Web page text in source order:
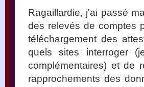
Ragaillardie, j'ai passé
des relevés de comptes
téléchargement des
quels sites interroger
complémentaires) et de
rapprochements des